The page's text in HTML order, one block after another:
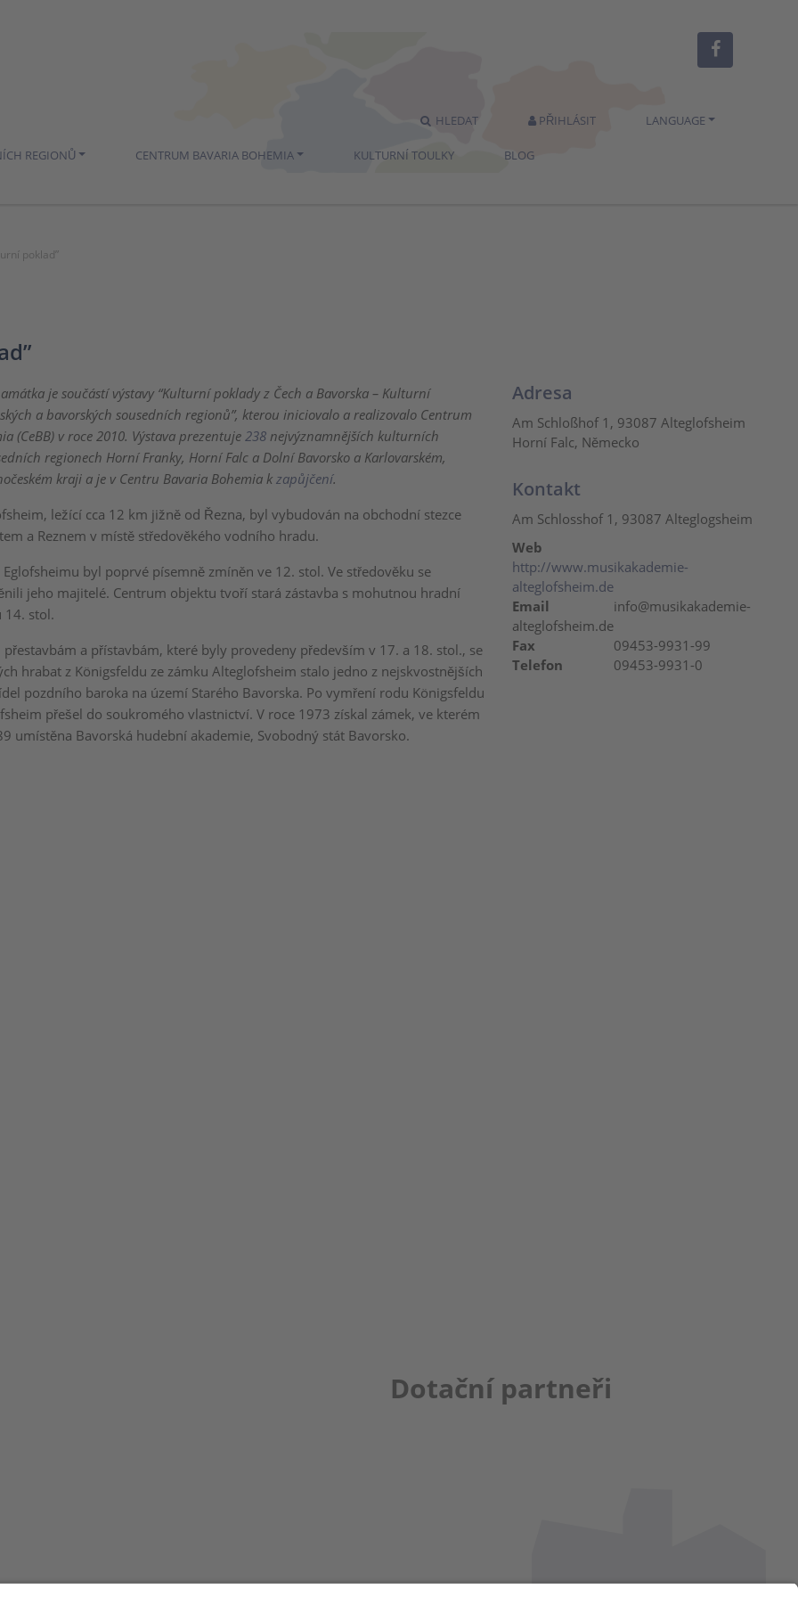
HLEDAT PŘIHLÁSIT LANGUAGE
REGIONŮ CENTRUM BAVARIA BOHEMIA KULTURNÍ TOULKY BLOG
poklad”
je součástí výstavy “Kulturní poklady z Čech a Bavorska – Kulturní
a bavorských sousedních regionů”, kterou iniciovalo a realizovalo Centrum
(CeBB) v roce 2010. Výstava prezentuje 238 nejvýznamnějších kulturních
regionech Horní Franky, Horní Falc a Dolní Bavorsko a Karlovarském,
kraji a je v Centru Bavaria Bohemia k zapůjčení.
ležící cca 12 km jižně od Řezna, byl vybudován na obchodní stezce
a Reznem v místě středověkého vodního hradu.
byl poprvé písemně zmíněn ve 12. stol. Ve středověku se
jeho majitelé. Centrum objektu tvoří stará zástavba s mohutnou hradní
14. stol.
a přístavbám, které byly provedeny především v 17. a 18. stol., se
hrabat z Königsfeldu ze zámku Alteglofsheim stalo jedno z nejskvostnějších
pozdního baroka na území Starého Bavorska. Po vymření rodu Königsfeldu
přešel do soukromého vlastnictví. V roce 1973 získal zámek, ve kterém
umístěna Bavorská hudební akademie, Svobodný stát Bavorsko.
Adresa
Am Schloßhof 1, 93087 Alteglofsheim
Horní Falc, Německo
Kontakt
Am Schlosshof 1, 93087 Alteglogsheim
Web
http://www.musikakademie-
alteglofsheim.de
Email
info@musikakademie-
alteglofsheim.de
Fax
09453-9931-99
Telefon
09453-9931-0
Dotační partneři